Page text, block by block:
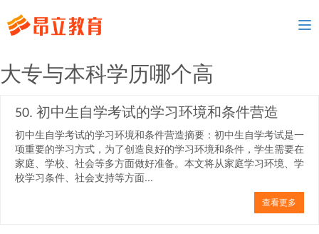
大专与本科学历哪个高
50. 初中生自学考试的学习环境和条件营造
初中生自学考试的学习环境和条件营造摘要：初中生自学考试是一
项重要的学习方式，为了创造良好的学习环境和条件，学生需要在
家庭、学校、社会等多方面做好准备。本文将从家庭学习环境、学
校学习条件、社会支持等方面...
查看更多